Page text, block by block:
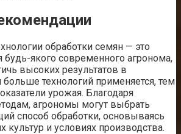
обработки семян — это
будь-якого современного агронома,
высоких результатов в
технологий применяется, тем
урожая. Благодаря
агрономы могут выбрать
способ обработки, основываясь
культур и условиях производства.